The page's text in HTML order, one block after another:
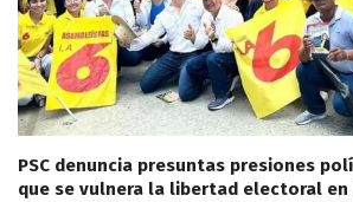
PSC denuncia presuntas presiones
que se vulnera la libertad electoral en